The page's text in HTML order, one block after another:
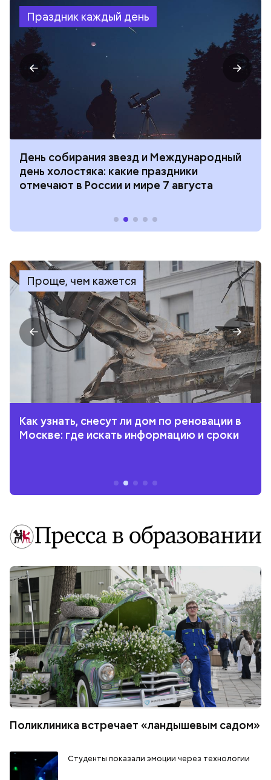
Праздник каждый день
День собирания звезд и Международный
день холостяка: какие праздники
отмечают в России и мире 7 августа
Проще, чем кажется
Как узнать, снесут ли дом по реновации в
Москве: где искать информацию и сроки
Поликлиника встречает «ландышевым садом»
Студенты показали эмоции через технологии